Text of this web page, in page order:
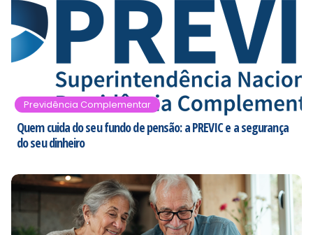
Previdência Complementar
Quem cuida do seu fundo de pensão: a PREVIC e a segurança
do seu dinheiro